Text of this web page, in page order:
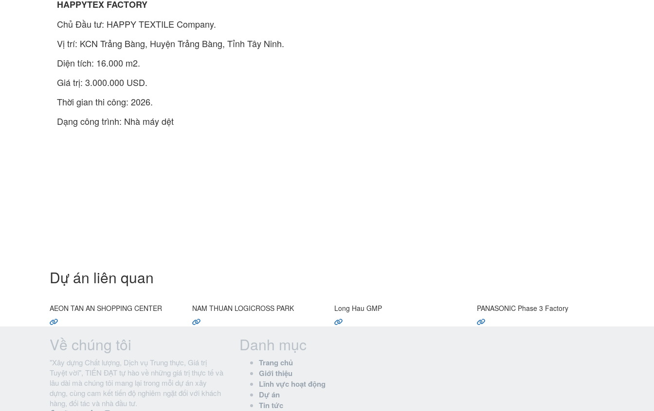
HAPPYTEX FACTORY
Chủ Đầu tư: HAPPY TEXTILE Company.
Vị trí: KCN Trảng Bàng, Huyện Trảng Bàng, Tỉnh Tây Ninh.
Diện tích: 16.000 m2.
Giá trị: 3.000.000 USD.
Thời gian thi công: 2026.
Dạng công trình: Nhà máy dệt
Dự án liên quan
AEON TAN AN SHOPPING CENTER NAM THUAN LOGICROSS PARK Long Hau GMP PANASONIC Phase 3 Factory
Về chúng tôi
"Xây dựng Chất lượng, Dịch vụ Trung thực, Giá trị
Tuyệt vời", TIẾN ĐẠT tự hào về những giá trị thực tế và
lâu dài mà chúng tôi mang lại trong mỗi dự án xây
dựng, cùng cam kết tiến độ nghiêm ngặt đối với khách
hàng, đối tác và nhà đầu tư.
Danh mục
Trang chủ
Giới thiệu
Lĩnh vực hoạt động
Dự án
Tin tức